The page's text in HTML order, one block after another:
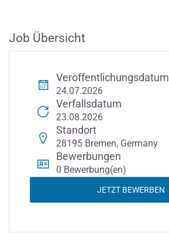
Job Übersicht
Veröffentlichungsdatum
24.07.2026
Verfallsdatum
23.08.2026
Standort
28195 Bremen, Germany
Bewerbungen
0 Bewerbung(en)
JETZT BEWERBEN